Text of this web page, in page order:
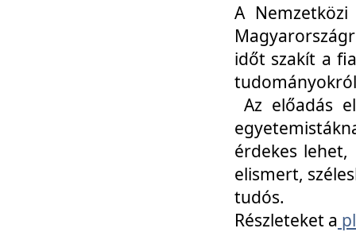
A
időt szakít a
Az előadás
érdekes lehet,
elismert,
tudós.
Részleteket a